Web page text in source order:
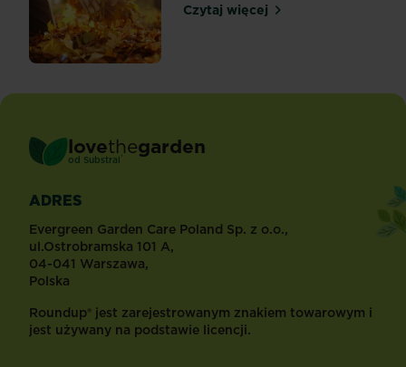
Czytaj więcejPrzygotowanie ogrodu na
lovethegarden
od Substral ®
ADRES
Evergreen Garden Care Poland Sp. z o.o.,
ul.Ostrobramska 101 A,
04-041 Warszawa,
Polska
Roundup® jest zarejestrowanym znakiem towarowym i
jest używany na podstawie licencji.